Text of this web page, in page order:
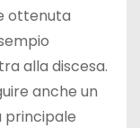
ottenuta
alla discesa.
anche un
principale